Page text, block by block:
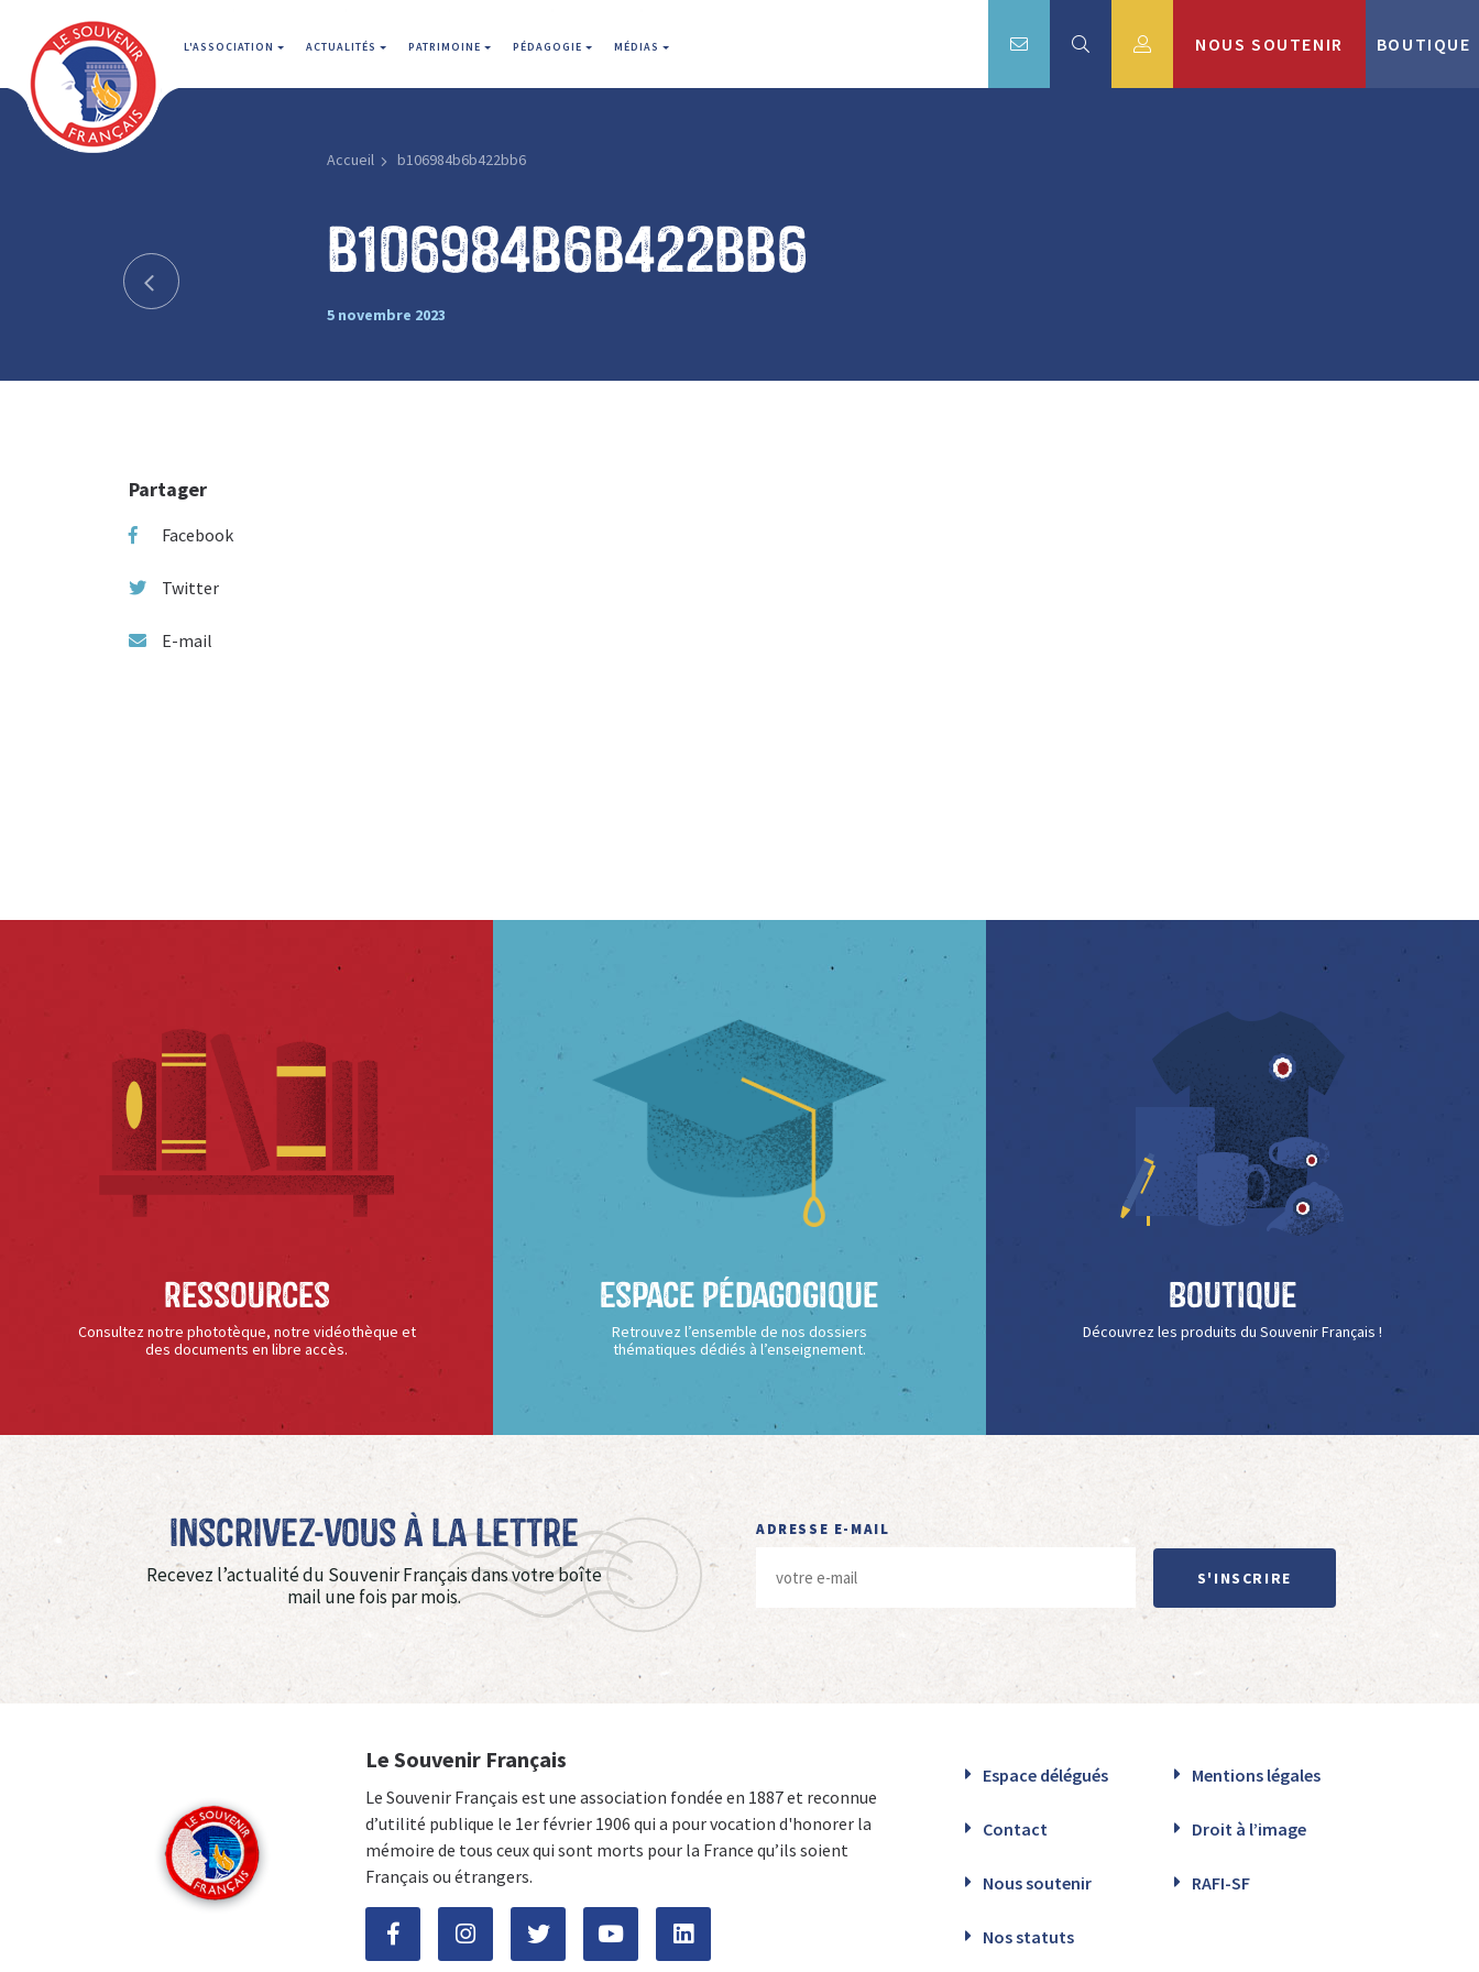
L'ASSOCIATION ACTUALITÉS PATRIMOINE PÉDAGOGIE MÉDIAS NOUS SOUTENIR BOUTIQUE
Accueil b106984b6b422bb6
b106984b6b422bb6
5 novembre 2023
Partager
Facebook
Twitter
E-mail
Ressources
Consultez notre phototèque, notre vidéothèque et
des documents en libre accès.
Espace Pédagogique
Retrouvez l’ensemble de nos dossiers
thématiques dédiés à l’enseignement.
Boutique
Découvrez les produits du Souvenir Français !
Inscrivez-vous à La Lettre
Recevez l’actualité du Souvenir Français dans votre boîte
mail une fois par mois.
ADRESSE E-MAIL
S'INSCRIRE
Le Souvenir Français
Le Souvenir Français est une association fondée en 1887 et reconnue
d’utilité publique le 1er février 1906 qui a pour vocation d'honorer la
mémoire de tous ceux qui sont morts pour la France qu’ils soient
Français ou étrangers.
Espace délégués Mentions légales
Contact Droit à l’image
Nous soutenir RAFI-SF
Nos statuts